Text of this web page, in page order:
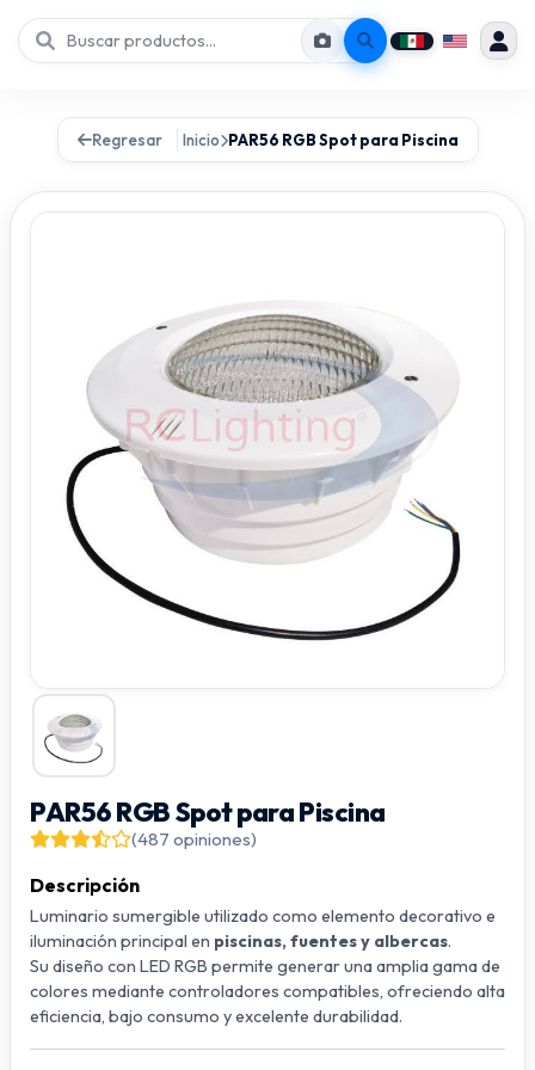
Regresar Inicio PAR56 RGB Spot para Piscina
PAR56 RGB Spot para Piscina
(487 opiniones)
Descripción
Luminario sumergible utilizado como elemento decorativo e
iluminación principal en piscinas, fuentes y albercas.
Su diseño con LED RGB permite generar una amplia gama de
colores mediante controladores compatibles, ofreciendo alta
eficiencia, bajo consumo y excelente durabilidad.